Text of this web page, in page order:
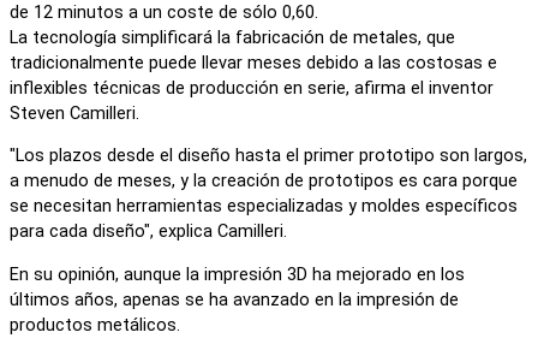
de 12 minutos a un coste de sólo 0,60.
La tecnología simplificará la fabricación de metales, que
tradicionalmente puede llevar meses debido a las costosas e
inflexibles técnicas de producción en serie, afirma el inventor
Steven Camilleri.
"Los plazos desde el diseño hasta el primer prototipo son largos,
a menudo de meses, y la creación de prototipos es cara porque
se necesitan herramientas especializadas y moldes específicos
para cada diseño", explica Camilleri.
En su opinión, aunque la impresión 3D ha mejorado en los
últimos años, apenas se ha avanzado en la impresión de
productos metálicos.